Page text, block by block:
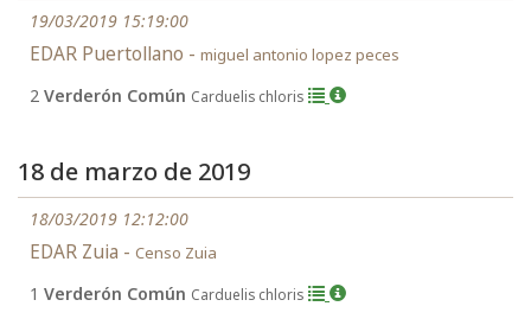
19/03/2019 15:19:00
EDAR Puertollano - miguel antonio lopez peces
2 Verderón Común Carduelis chloris
18 de marzo de 2019
18/03/2019 12:12:00
EDAR Zuia - Censo Zuia
1 Verderón Común Carduelis chloris